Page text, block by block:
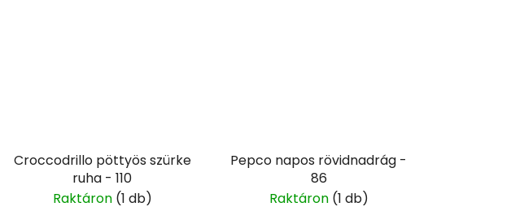
Croccodrillo pöttyös szürke
ruha - 110
Raktáron (1 db)
Pepco napos rövidnadrág -
86
Raktáron (1 db)